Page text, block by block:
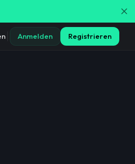
Anmelden Registrieren